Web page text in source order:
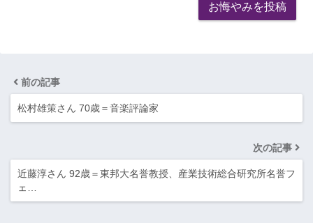
前の記事
松村雄策さん 70歳＝音楽評論家
次の記事
近藤淳さん 92歳＝東邦大名誉教授、産業技術総合研究所名誉フ
ェ…